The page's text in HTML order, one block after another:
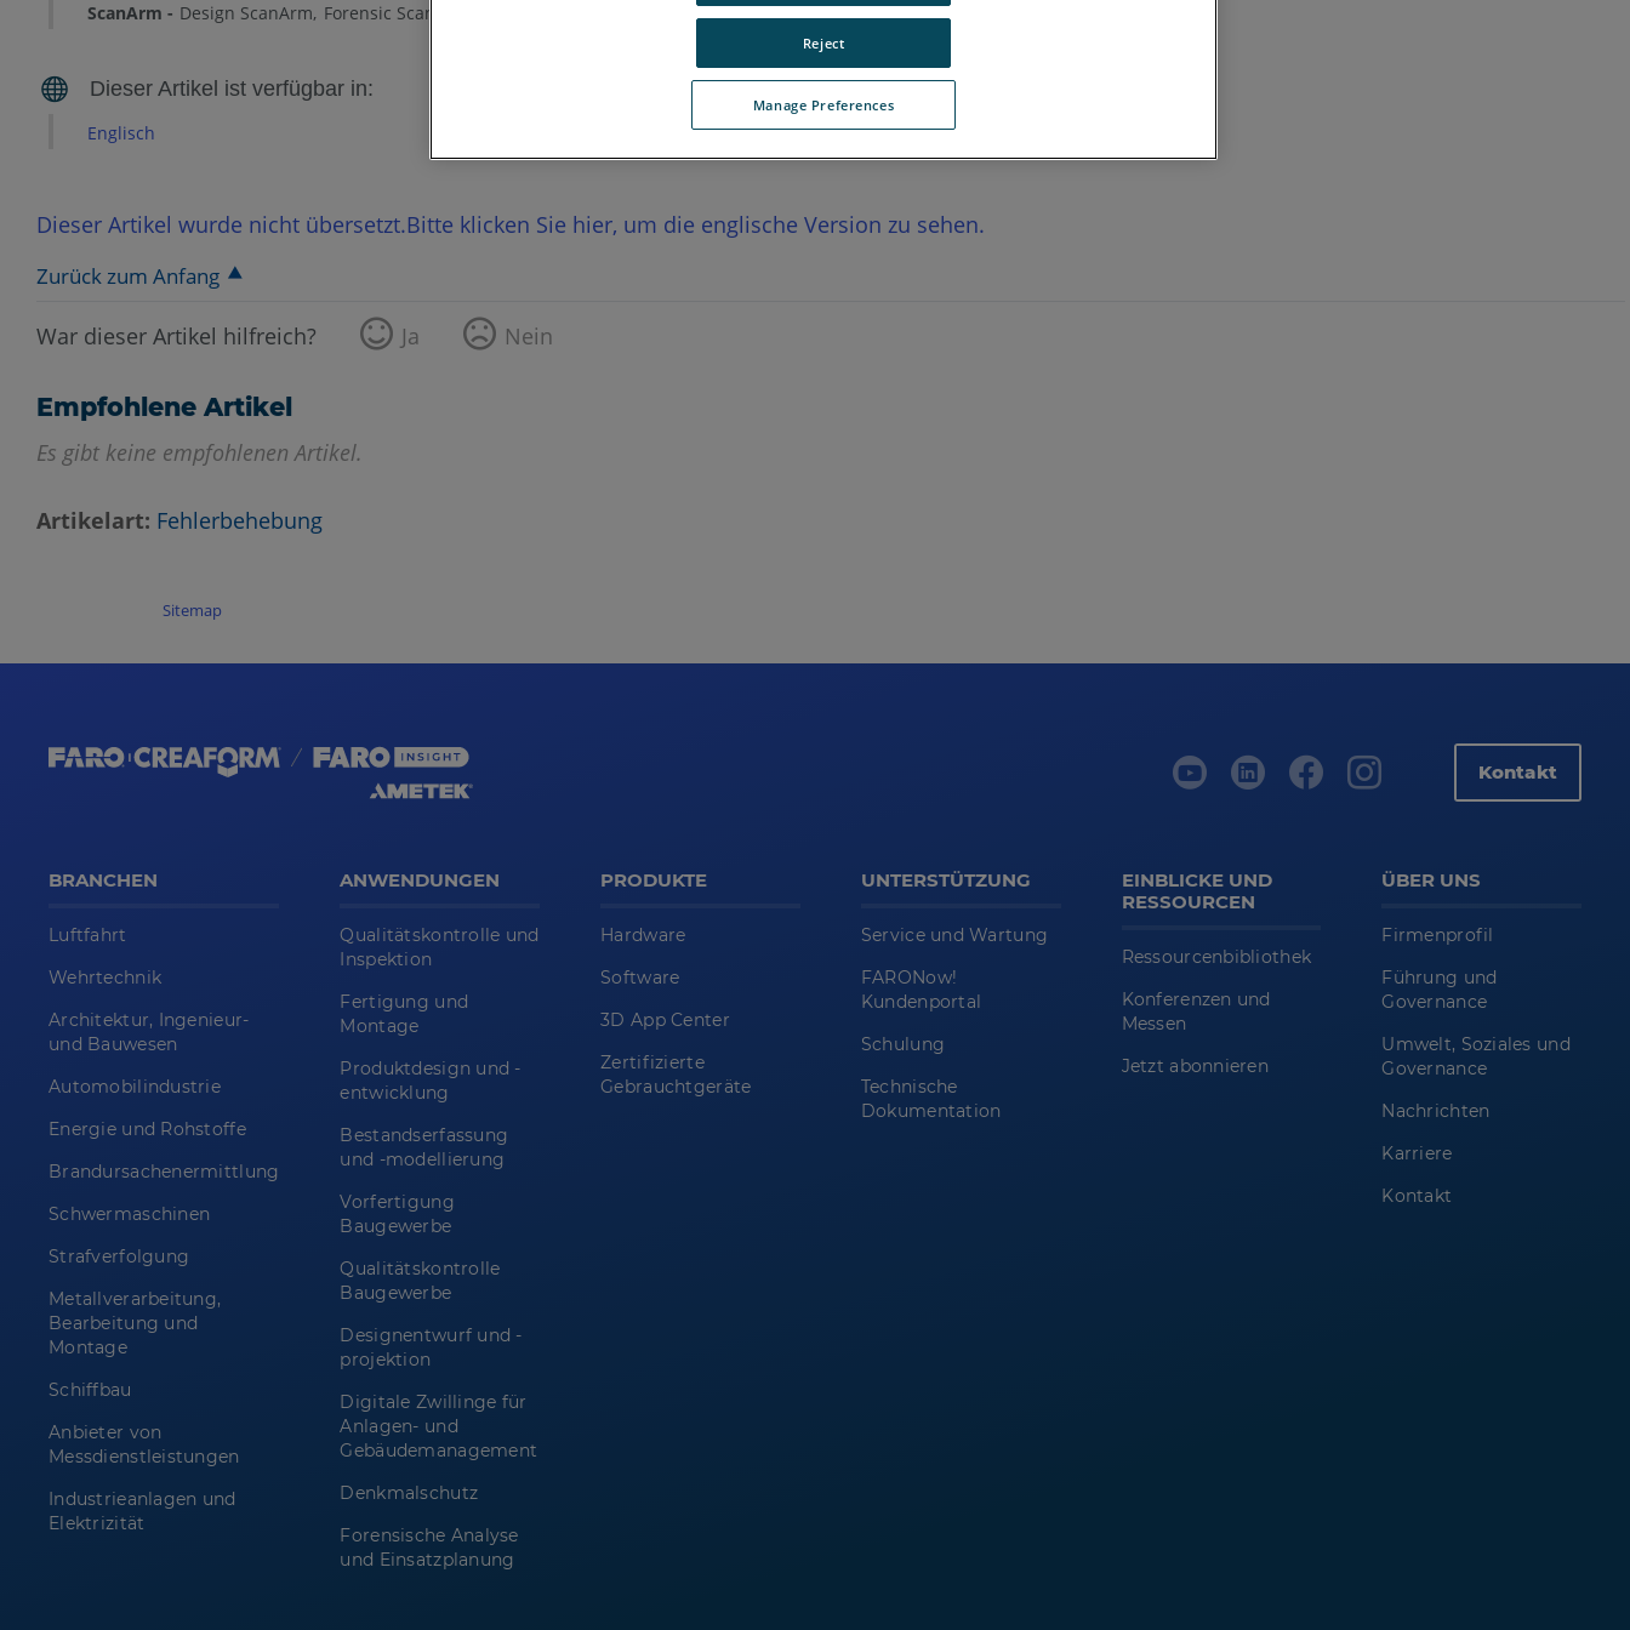
ScanArm
Design ScanArm Forensic ScanArm
Englisch
Dieser Artikel wurde nicht übersetzt.Bitte klicken Sie hier, um die englische Version zu sehen.
Zurück zum Anfang
War dieser Artikel hilfreich? Ja Nein
Empfohlene Artikel
Es gibt keine empfohlenen Artikel.
Artikelart Fehlerbehebung
Sitemap
Kontakt
BRANCHEN
Luftfahrt
Wehrtechnik
Architektur, Ingenieur-
und Bauwesen
Automobilindustrie
Energie und Rohstoffe
Brandursachenermittlung
Schwermaschinen
Strafverfolgung
Metallverarbeitung,
Bearbeitung und
Montage
Schiffbau
Anbieter von
Messdienstleistungen
Industrieanlagen und
Elektrizität
ANWENDUNGEN
Qualitätskontrolle und
Inspektion
Fertigung und
Montage
Produktdesign und -
entwicklung
Bestandserfassung
und -modellierung
Vorfertigung
Baugewerbe
Qualitätskontrolle
Baugewerbe
Designentwurf und -
projektion
Digitale Zwillinge für
Anlagen- und
Gebäudemanagement
Denkmalschutz
Forensische Analyse
und Einsatzplanung
PRODUKTE
Hardware
Software
3D App Center
Zertifizierte
Gebrauchtgeräte
UNTERSTÜTZUNG
Service und Wartung
FARONow!
Kundenportal
Schulung
Technische
Dokumentation
EINBLICKE UND
RESSOURCEN
Ressourcenbibliothek
Konferenzen und
Messen
Jetzt abonnieren
ÜBER UNS
Firmenprofil
Führung und
Governance
Umwelt, Soziales und
Governance
Nachrichten
Karriere
Kontakt
Manage Preferences
Reject